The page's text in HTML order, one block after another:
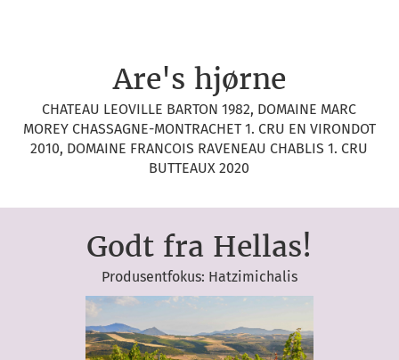
Are's hjørne
CHATEAU LEOVILLE BARTON 1982, DOMAINE MARC
MOREY CHASSAGNE-MONTRACHET 1. CRU EN VIRONDOT
2010, DOMAINE FRANCOIS RAVENEAU CHABLIS 1. CRU
BUTTEAUX 2020
Godt fra Hellas!
Produsentfokus: Hatzimichalis